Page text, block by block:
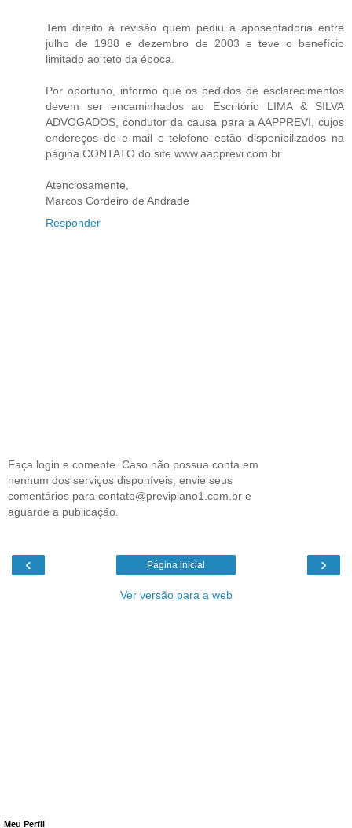
Tem direito à revisão quem pediu a aposentadoria entre
julho de 1988 e dezembro de 2003 e teve o benefício
limitado ao teto da época.
Por oportuno, informo que os pedidos de esclarecimentos
devem ser encaminhados ao Escritório LIMA & SILVA
ADVOGADOS, condutor da causa para a AAPPREVI, cujos
endereços de e-mail e telefone estão disponibilizados na
página CONTATO do site www.aapprevi.com.br
Atenciosamente,
Marcos Cordeiro de Andrade
Responder
Faça login e comente. Caso não possua conta em
nenhum dos serviços disponíveis, envie seus
comentários para contato@previplano1.com.br e
aguarde a publicação.
‹ ›
Página inicial
Ver versão para a web
Meu Perfil